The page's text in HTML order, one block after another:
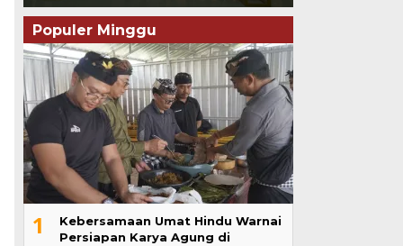
Populer Minggu
1
Kebersamaan Umat Hindu Warnai
Persiapan Karya Agung di